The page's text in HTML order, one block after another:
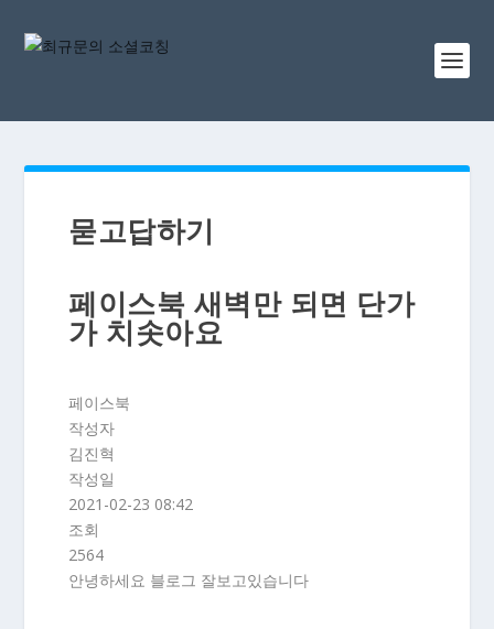
묻고답하기
페이스북 새벽만 되면 단가
가 치솟아요
페이스북
작성자
김진혁
작성일
2021-02-23 08:42
조회
2564
안녕하세요 블로그 잘보고있습니다